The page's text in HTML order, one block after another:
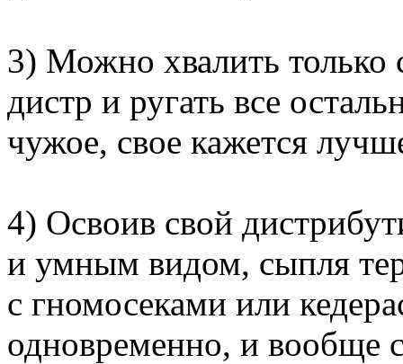
3) Можно хвалить только
дистр и ругать все
чужое, свое кажется
4) Освоив свой
и умным видом, сыпля
с гномосеками или
одновременно, и вообще